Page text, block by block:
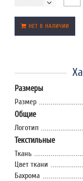
НЕТ В НАЛИЧИИ
Размеры
Размер
Общие
Логотип
Текстильные
Ткань
Цвет ткани
Бахрома